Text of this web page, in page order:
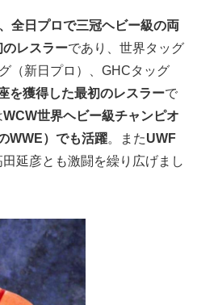
全日プロで三冠ヘビー級の両
レスラーであり、世界タッグ
（新日プロ）、GHCタッグ
を獲得した最初のレスラーで
WCW世界ヘビー級チャンピオ
WWE）でも活躍。またUWF
田延彦とも激闘を繰り広げまし